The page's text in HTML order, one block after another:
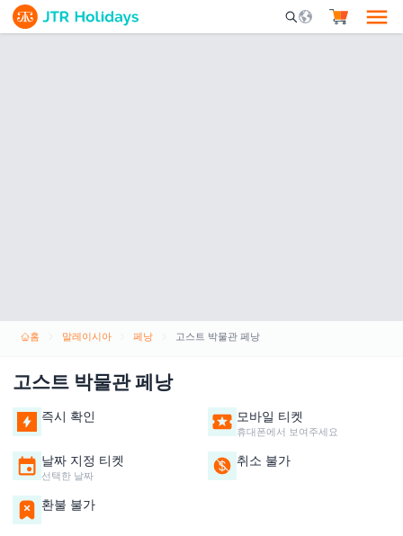
Mobile Search
홈 말레이시아 페낭 고스트 박물관 페낭
고스트 박물관 페낭
즉시 확인 모바일 티켓
휴대폰에서 보여주세요
날짜 지정 티켓
선택한 날짜
취소 불가
환불 불가